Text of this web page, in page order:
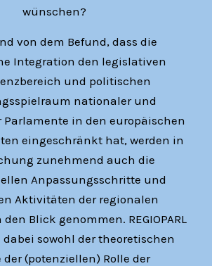
wünschen?
von dem Befund, dass die
Integration den legislativen
und politischen
nationaler und
in den europäischen
eingeschränkt hat, werden in
zunehmend auch die
Anpassungsschritte und
Aktivitäten der regionalen
Blick genommen. REGIOPARL
sowohl der theoretischen
der (potenziellen) Rolle der